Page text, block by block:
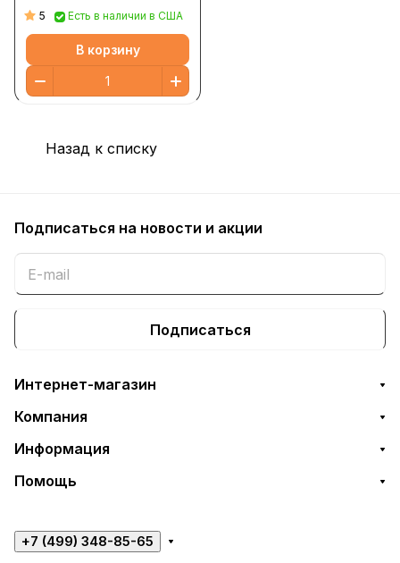
(60 ml)
5 Есть в наличии в США
В корзину
Назад к списку
Подписаться на новости и акции
Подписаться
Интернет-магазин
Компания
Информация
Помощь
+7 (499) 348-85-65